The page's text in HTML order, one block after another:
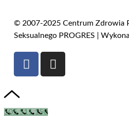
© 2007-2025 Centrum Zdrowia
Seksualnego PROGRES |
505 511 150